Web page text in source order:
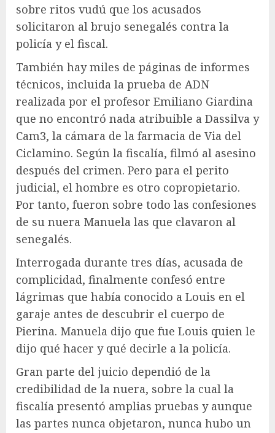
sobre ritos vudú que los acusados ​​
solicitaron al brujo senegalés contra la
policía y el fiscal.
También hay miles de páginas de informes
técnicos, incluida la prueba de ADN
realizada por el profesor Emiliano Giardina
que no encontró nada atribuible a Dassilva y
Cam3, la cámara de la farmacia de Via del
Ciclamino. Según la fiscalía, filmó al asesino
después del crimen. Pero para el perito
judicial, el hombre es otro copropietario.
Por tanto, fueron sobre todo las confesiones
de su nuera Manuela las que clavaron al
senegalés.
Interrogada durante tres días, acusada de
complicidad, finalmente confesó entre
lágrimas que había conocido a Louis en el
garaje antes de descubrir el cuerpo de
Pierina. Manuela dijo que fue Louis quien le
dijo qué hacer y qué decirle a la policía.
Gran parte del juicio dependió de la
credibilidad de la nuera, sobre la cual la
fiscalía presentó amplias pruebas y aunque
las partes nunca objetaron, nunca hubo un